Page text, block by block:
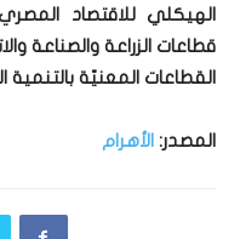
الهيكلي للاقتصاد
قطاعات الزراعة والصناعة
القطاعات المعنيّة بالتنمية
المصدر: الأهرام